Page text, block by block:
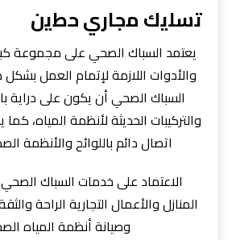
ﺗﺳﻠﻳك ﻣﺟﺎري ﺣطﻳن
يعتمد السباك الصحي على مجموعة
والأدوات اللازمة لإتمام العمل
السباك الصحي أن يكون على دراية
والتركيبات الحديثة لأنظمة المياه،
اتصال دائم باللوائح والأنظمة
الاعتماد على خدمات السباك
المنازل والأعمال التجارية الراحة
وصيانة أنظمة المياه